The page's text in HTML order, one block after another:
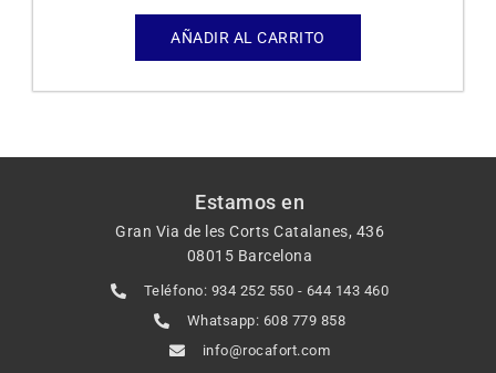
AÑADIR AL CARRITO
Estamos en
Gran Via de les Corts Catalanes, 436
08015 Barcelona
Teléfono: 934 252 550 - 644 143 460
Whatsapp: 608 779 858
info@rocafort.com